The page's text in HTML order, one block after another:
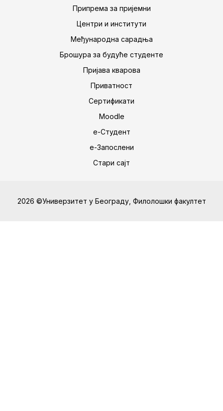
Припрема за пријемни
Центри и институти
Међународна сарадња
Брошура за будуће студенте
Пријава кварова
Приватност
Сертификати
Moodle
е-Студент
е-Запослени
Стари сајт
2026 ©Универзитет у Београду, Филолошки факултет